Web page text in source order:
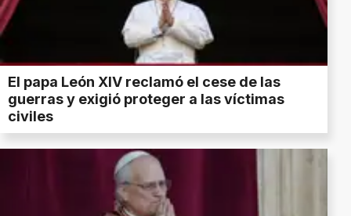
El papa León XIV reclamó el cese de las
guerras y exigió proteger a las víctimas
civiles